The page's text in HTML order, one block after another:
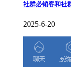
社群必销客和社
2025-6-20